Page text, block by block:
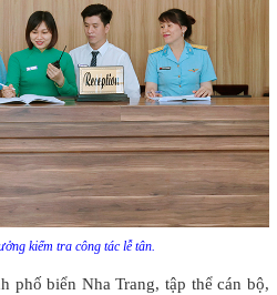
kiểm tra công tác lễ tân.
phố biển Nha Trang, tập thể cán bộ,